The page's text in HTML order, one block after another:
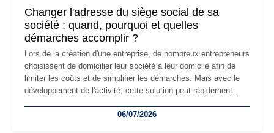
Changer l'adresse du siège social de sa
société : quand, pourquoi et quelles
démarches accomplir ?
Lors de la création d'une entreprise, de nombreux entrepreneurs
choisissent de domicilier leur société à leur domicile afin de
limiter les coûts et de simplifier les démarches. Mais avec le
développement de l'activité, cette solution peut rapidement
professionnels, recrutement, image de marque… Le
06/07/2026